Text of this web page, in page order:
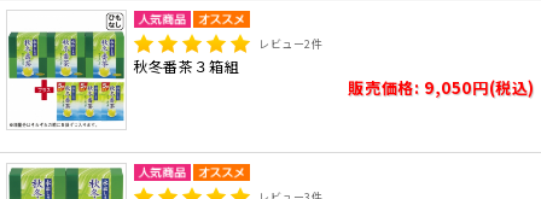
レビュー2件
秋冬番茶３箱組
販売価格: 9,050円(税込)